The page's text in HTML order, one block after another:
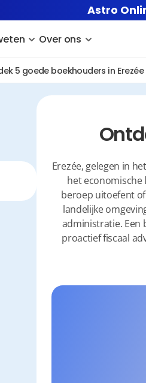
Astro
Over ons
5 goede boekhouders in Erezée
Erezée, gelegen in
het economische
beroep uitoefent
landelijke
administratie. Een
proactief fiscaal